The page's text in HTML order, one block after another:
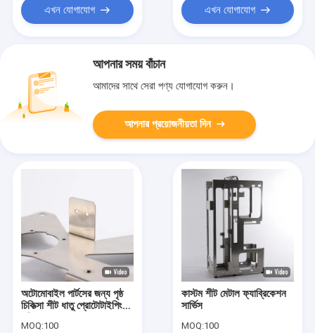
এখন যোগাযোগ এখন যোগাযোগ
আপনার সময় বাঁচান
আমাদের সাথে সেরা পণ্য যোগাযোগ করুন।
আপনার প্রয়োজনীয়তা দিন
অটোমোবাইল পার্টসের জন্য পৃষ্ঠ
চিকিত্সা শীট ধাতু প্রোটোটাইপিং
MOQ:100
কাস্টম শীট মেটাল ফ্যাব্রিকেশন
সার্ভিস
MOQ:100